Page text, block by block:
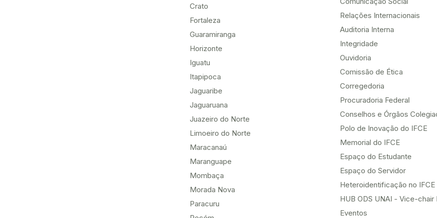
Crato
Fortaleza
Guaramiranga
Horizonte
Iguatu
Itapipoca
Jaguaribe
Jaguaruana
Juazeiro do Norte
Limoeiro do Norte
Maracanaú
Maranguape
Mombaça
Morada Nova
Paracuru
Relações Internacionais
Auditoria Interna
Integridade
Ouvidoria
Comissão de Ética
Corregedoria
Procuradoria Federal
Conselhos e Órgãos
Polo de Inovação do IFCE
Memorial do IFCE
Espaço do Estudante
Espaço do Servidor
Heteroidentificação no IFCE
HUB ODS UNAI - Vice-chair
Eventos